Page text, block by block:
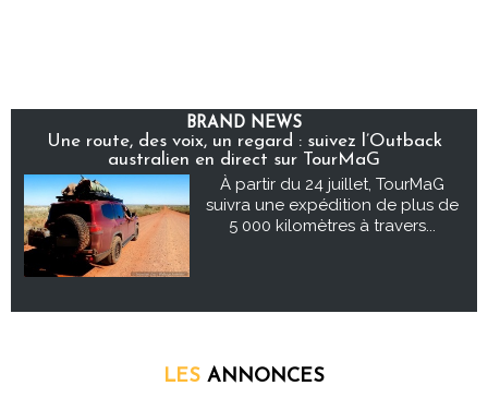
BRAND NEWS
Une route, des voix, un regard : suivez l’Outback
australien en direct sur TourMaG
À partir du 24 juillet, TourMaG
suivra une expédition de plus de
5 000 kilomètres à travers...
LES ANNONCES